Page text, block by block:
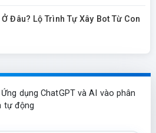
Đâu? Lộ Trình Tự Xây Bot Từ Con
Ứng dụng ChatGPT và AI vào phân
tự động